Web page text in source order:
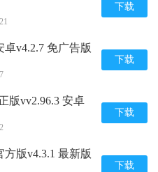
下载
v4.2.7 免广告版
下载
版vv2.96.3 安卓
下载
版v4.3.1 最新版
下载